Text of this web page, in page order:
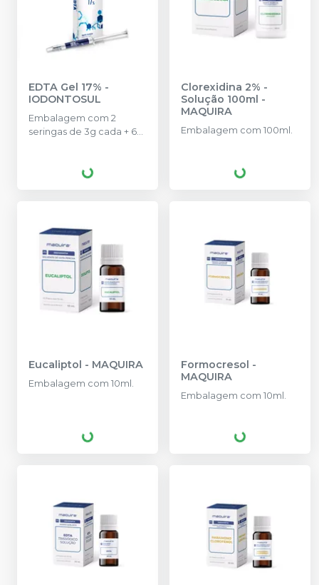
EDTA Gel 17% -
IODONTOSUL
Embalagem com 2
seringas de 3g cada + 6
Clorexidina 2% -
Solução 100ml -
MAQUIRA
Embalagem com 100ml.
Eucaliptol - MAQUIRA
Embalagem com 10ml.
Formocresol -
MAQUIRA
Embalagem com 10ml.